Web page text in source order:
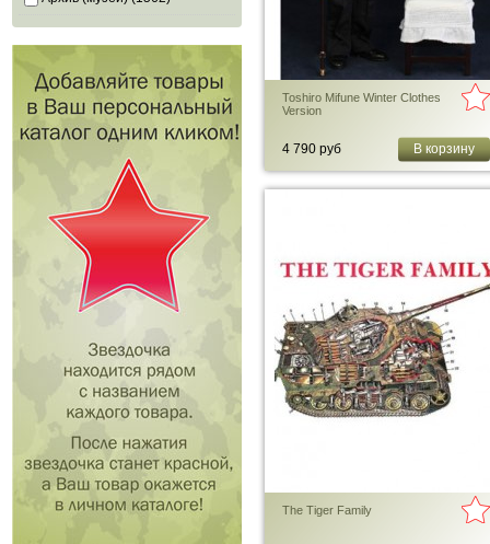
Toshiro Mifune Winter Clothes
Version
4 790 руб В корзину
The Tiger Family